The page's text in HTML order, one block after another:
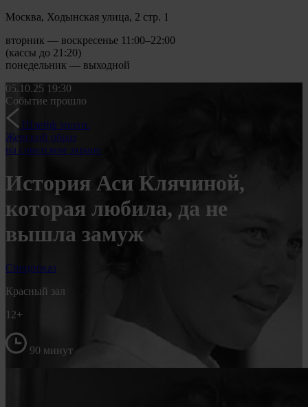
Москва, Ходынская улица, 2 стр. 1
вторник — воскресенье 11:00–22:00
(кассы до 21:20)
понедельник — выходной
05.10.25 19:30
Событие прошло
Шлейф эпохи.
Женский образ
на советском экране
История Аси Клячиной,
которая любила, да не
вышла замуж
Спецпоказ
Красный зал
12+
90 минут